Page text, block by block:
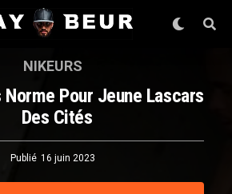
NIKEURS
Pour Jeune Lascars
Des Cités
Publié 16 juin 2023